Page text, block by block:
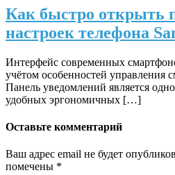
Как быстро открыть
настроек телефона
Интерфейс современных
учётом особенностей управления
Панель уведомлений является
удобных эргономичных […]
Оставьте комментарий
Ваш адрес email не будет
помечены *